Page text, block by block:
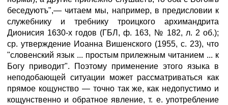
беседуютъ",— читаем мы, например, в предисловии к
служебнику и требнику троицкого архимандрита
Дионисия 1630-х годов (ГБЛ, ф. 163, № 182, л. 2 об.);
ср. утверждение Иоанна Вишенского (1955, с. 23), что
"словенский язык ... простым прилежным читанием ... к
Богу приводит". Поэтому применение этого языка в
неподобающей ситуации может рассматриваться как
прямое кощунство — точно так же, как недопустимо и
кощунственно и обратное явление, т. е. употребление